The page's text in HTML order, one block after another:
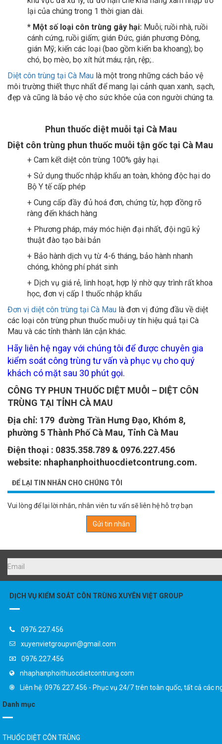
lại của chúng trong 1 thời gian dài.
* Một số loại côn trùng gây hại: Muỗi; ruồi nhà, ruồi
cánh cứng, ruồi giấm; gián Đức, gián phương Đông,
gián Mỹ; kiến các loại (bao gồm kiến ba khoang); bọ
chó, bọ mèo, bọ xít hút máu; rận, rệp;..
Diệt côn trùng tại Cà Mau
là một trong những cách bảo vệ
môi trường thiết thực nhất để mang lại cảnh quan xanh, sạch,
đẹp và cũng là bảo vệ cho sức khỏe của con người chúng ta.
Phun thuốc diệt muỗi tại Cà Mau
Diệt côn trùng phun thuốc muỗi tận gốc tại Cà Mau
+ Cam kết diệt côn trùng 100% gây hại.
+ Sử dụng thuốc nhập khẩu an toàn, không độc hại do
Bộ Y tế cấp phép
+ Cung cấp đầy đủ hoá đơn, chứng từ, hợp đồng rõ
ràng đến khách hàng
+ Phương pháp, máy móc hiện đại nhất, đội ngũ kỷ
thuật đào tạo bài bản
+ Bảo hành dịch vụ từ 4-6 tháng, bảo hành nhanh
chóng, không phí phát sinh
+ Dịch vụ giá rẻ, linh hoạt, hợp lý nhờ quy trình rất khoa
học, đơn vị cấp I thuốc nhập khẩu
Đơn vị diệt côn trùng tại Cà Mau
là đơn vị đứng đầu về diệt
các loại côn trùng phun thuốc muỗi uy tín hiệu quả tại Cà
Mau và các tỉnh thành lân cận khác.
Hãy liên hệ ngay với chúng tôi để được chuyên gia
kiểm soát công trùng tư vấn và phục vụ cho quý
khách có mặt sau 30 phút gọi.
CÔNG TY PHUN THUỐC DIỆT MUỖI – DIỆT CÔN
TRÙNG TẠI TỈNH CÀ MAU
Địa chỉ: 179 đường Trần Hưng Đạo, Khóm 8,
phường 5 Thành Phố Cà Mau, Tỉnh Cà Mau
Điện thoại : 0835.358.789 & 0976.227.456
website: nhaphanphoithuocdietcontrung.com.
ĐỂ LẠI TIN NHẮN CHO CHÚNG TÔI
Gửi tin nhắn
DỊCH VỤ KIỂM SOÁT CÔN TRÙNG XUYÊN VIỆT GROUP
Liên hệ: 0976.227.456 - Phục vụ 24/7 trên toàn quốc, tất cả các
THUỐC DIỆT CÔN TRÙNG